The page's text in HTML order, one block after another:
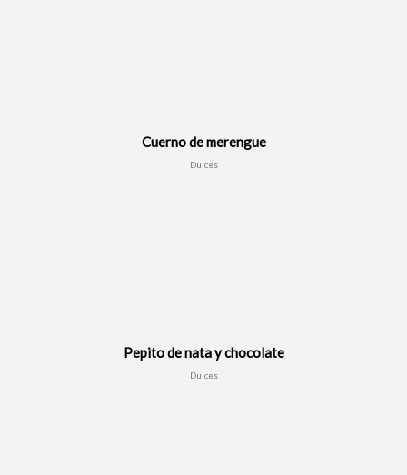
Cuerno de merengue
Dulces
Pepito de nata y chocolate
Dulces